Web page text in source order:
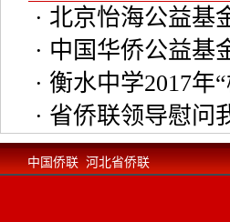
· 北京怡海公益基
· 中国华侨公益基
· 衡水中学2017年
· 省侨联领导慰问
中国侨联 河北省侨联